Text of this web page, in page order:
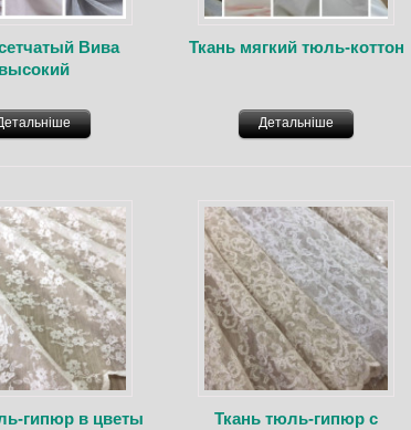
Вива
высокий
Ткань мягкий тюль-коттон
Детальніше
гипюр в цветы
Ткань тюль-гипюр с